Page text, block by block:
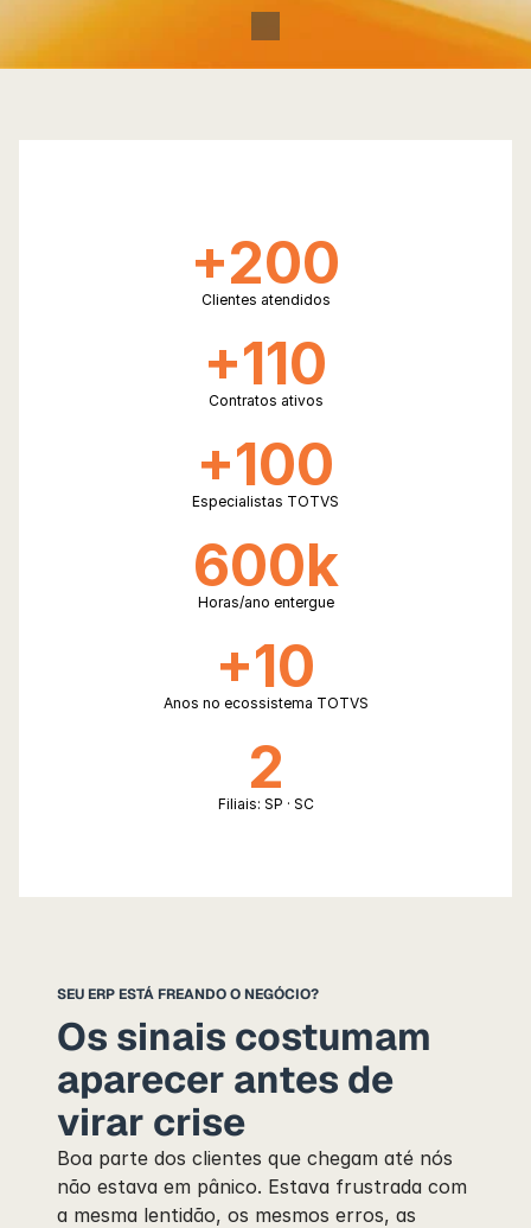
Ver comparativo ERP TOTVS
+200
Clientes atendidos
+110
Contratos ativos
+100
Especialistas TOTVS
600k
Horas/ano entergue
+10
Anos no ecossistema TOTVS
2
Filiais: SP · SC
SEU ERP ESTÁ FREANDO O NEGÓCIO?
Os sinais costumam
aparecer antes de
virar crise
Boa parte dos clientes que chegam até nós
não estava em pânico. Estava frustrada com
a mesma lentidão, os mesmos erros, as